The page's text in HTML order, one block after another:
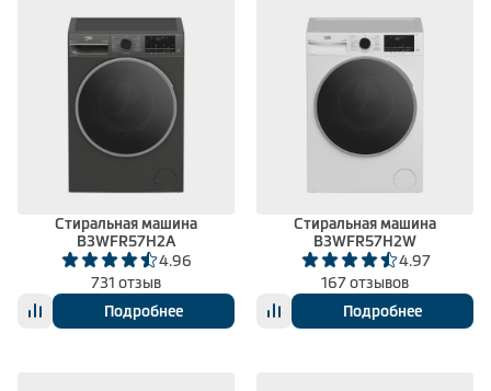
Стиральная машина
B3WFR57H2A
4.96
731 отзыв
Подробнее
Стиральная машина
B3WFR57H2W
4.97
167 отзывов
Подробнее